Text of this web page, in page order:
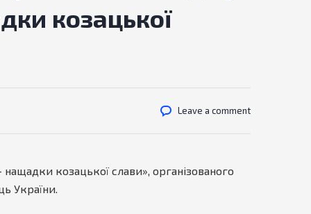
козацької
Leave a comment
козацької слави», організованого
України.